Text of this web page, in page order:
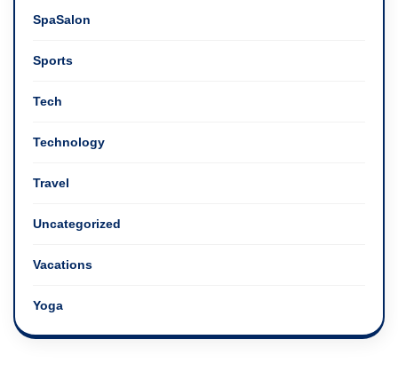
SpaSalon
Sports
Tech
Technology
Travel
Uncategorized
Vacations
Yoga